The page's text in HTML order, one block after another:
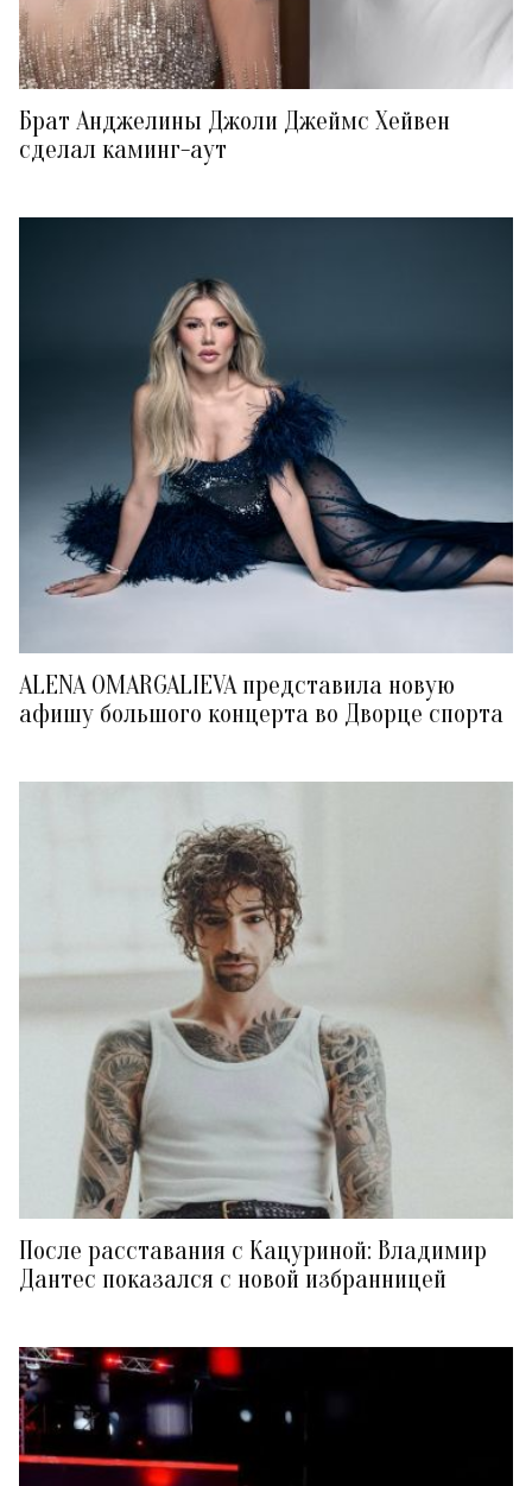
Брат Анджелины Джоли Джеймс Хейвен
сделал каминг-аут
ALENA OMARGALIEVA представила новую
афишу большого концерта во Дворце спорта
После расставания с Кацуриной: Владимир
Дантес показался с новой избранницей